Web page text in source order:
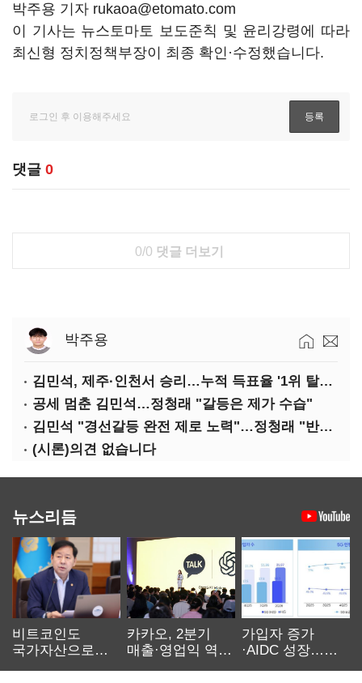
박주용 기자 rukaoa@etomato.com
이 기사는 뉴스토마토 보도준칙 및 윤리강령에 따라
최신형 정치정책부장이 최종 확인·수정했습니다.
댓글 0
0/0 댓글 더보기
박주용
김민석, 제주·인천서 승리…누적 득표율 '1위 탈환'(종합)
공세 멈춘 김민석…정청래 "갈등은 제가 수습"
김민석 "경선갈등 완전 제로 노력"…정청래 "반명 공세 사과부터"
(시론)의견 없습니다
뉴스리듬
비트코인도
국가자산으로…'
카카오, 2분기
매출·영업익 역대
가입자 증가
·AIDC 성장…